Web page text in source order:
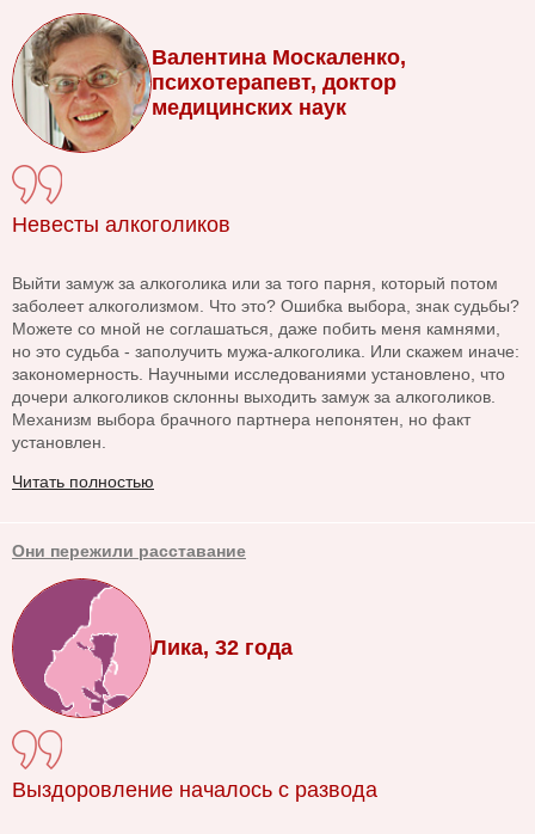
Валентина Москаленко,
психотерапевт, доктор
медицинских наук
Невесты алкоголиков
Выйти замуж за алкоголика или за того парня, который потом
заболеет алкоголизмом. Что это? Ошибка выбора, знак судьбы?
Можете со мной не соглашаться, даже побить меня камнями,
но это судьба - заполучить мужа-алкоголика. Или скажем иначе:
закономерность. Научными исследованиями установлено, что
дочери алкоголиков склонны выходить замуж за алкоголиков.
Механизм выбора брачного партнера непонятен, но факт
установлен.
Читать полностью
Они пережили расставание
Лика, 32 года
Выздоровление началось с развода